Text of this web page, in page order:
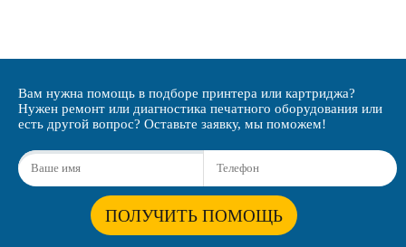
Вам нужна помощь в подборе принтера или картриджа?
Нужен ремонт или диагностика печатного оборудования или
есть другой вопрос? Оставьте заявку, мы поможем!
ПОЛУЧИТЬ ПОМОЩЬ